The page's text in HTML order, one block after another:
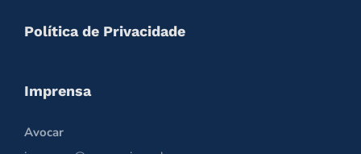
Política de Privacidade
Imprensa
Avocar